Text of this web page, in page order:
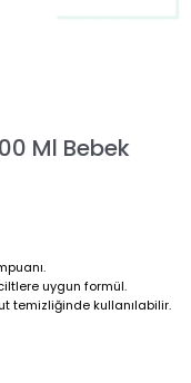
Ml Bebek
uygun formül.
temizliğinde kullanılabilir.